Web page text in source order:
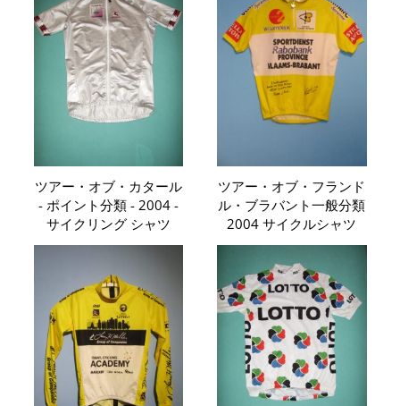
ツアー・オブ・カタール
- ポイント分類 - 2004 -
サイクリング シャツ
ツアー・オブ・フランド
ル・ブラバント一般分類
2004 サイクルシャツ